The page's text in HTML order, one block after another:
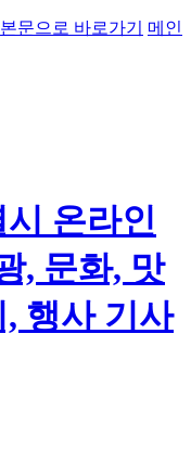
본문으로 바로가기
메인